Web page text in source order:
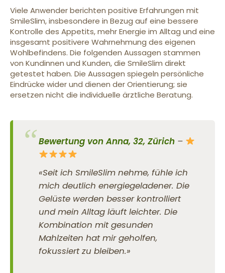
Viele Anwender berichten positive Erfahrungen mit
SmileSlim, insbesondere in Bezug auf eine bessere
Kontrolle des Appetits, mehr Energie im Alltag und eine
insgesamt positivere Wahrnehmung des eigenen
Wohlbefindens. Die folgenden Aussagen stammen
von Kundinnen und Kunden, die SmileSlim direkt
getestet haben. Die Aussagen spiegeln persönliche
Eindrücke wider und dienen der Orientierung; sie
ersetzen nicht die individuelle ärztliche Beratung.
Bewertung von Anna, 32, Zürich –
«Seit ich SmileSlim nehme, fühle ich
mich deutlich energiegeladener. Die
Gelüste werden besser kontrolliert
und mein Alltag läuft leichter. Die
Kombination mit gesunden
Mahlzeiten hat mir geholfen,
fokussiert zu bleiben.»